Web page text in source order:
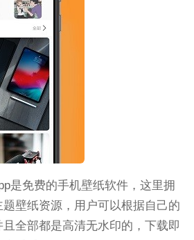
是免费的手机壁纸软件，这里拥
壁纸资源，用户可以根据自己的
全部都是高清无水印的，下载即